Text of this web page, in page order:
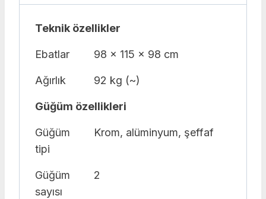
Teknik özellikler
Ebatlar 98 x 115 x 98 cm
Ağırlık 92 kg (~)
Güğüm özellikleri
Güğüm
tipi
Krom, alüminyum, şeffaf
Güğüm
sayısı
2